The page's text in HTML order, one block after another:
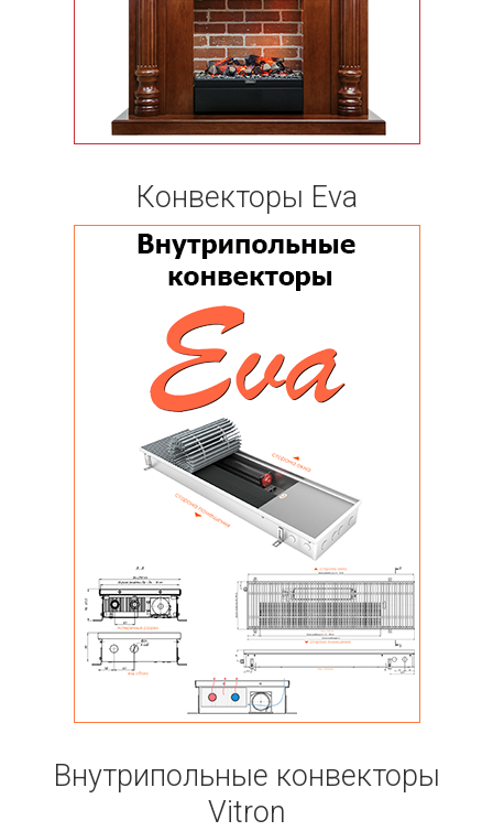
Конвекторы Eva
Внутрипольные конвекторы
Vitron